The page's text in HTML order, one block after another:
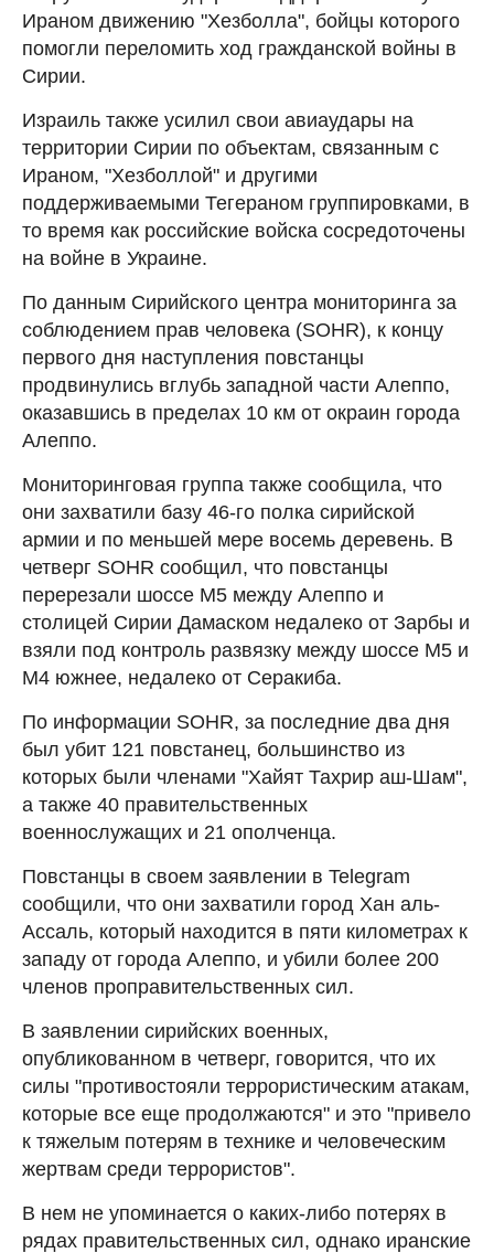
Ираном движению "Хезболла", бойцы которого
помогли переломить ход гражданской войны в
Сирии.
Израиль также усилил свои авиаудары на
территории Сирии по объектам, связанным с
Ираном, "Хезболлой" и другими
поддерживаемыми Тегераном группировками, в
то время как российские войска сосредоточены
на войне в Украине.
По данным Сирийского центра мониторинга за
соблюдением прав человека (SOHR), к концу
первого дня наступления повстанцы
продвинулись вглубь западной части Алеппо,
оказавшись в пределах 10 км от окраин города
Алеппо.
Мониторинговая группа также сообщила, что
они захватили базу 46-го полка сирийской
армии и по меньшей мере восемь деревень. В
четверг SOHR сообщил, что повстанцы
перерезали шоссе М5 между Алеппо и
столицей Сирии Дамаском недалеко от Зарбы и
взяли под контроль развязку между шоссе М5 и
М4 южнее, недалеко от Серакиба.
По информации SOHR, за последние два дня
был убит 121 повстанец, большинство из
которых были членами "Хайят Тахрир аш-Шам",
а также 40 правительственных
военнослужащих и 21 ополченца.
Повстанцы в своем заявлении в Telegram
сообщили, что они захватили город Хан аль-
Ассаль, который находится в пяти километрах к
западу от города Алеппо, и убили более 200
членов проправительственных сил.
В заявлении сирийских военных,
опубликованном в четверг, говорится, что их
силы "противостояли террористическим атакам,
которые все еще продолжаются" и это "привело
к тяжелым потерям в технике и человеческим
жертвам среди террористов".
В нем не упоминается о каких-либо потерях в
рядах правительственных сил, однако иранские